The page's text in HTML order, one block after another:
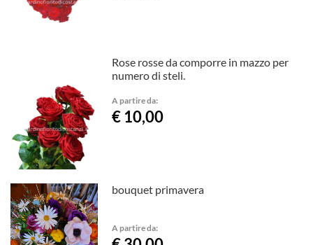
Rose rosse da comporre in mazzo per
numero di steli.
A partire da:
€ 10,00
bouquet primavera
A partire da: